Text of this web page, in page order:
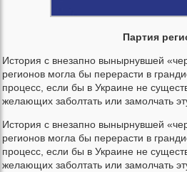
Партия
История с внезапно вынырнувшей
регионов могла бы перерасти в
процесс, если бы в Украине не
желающих заболтать или замолчать
История с внезапно вынырнувшей
регионов могла бы перерасти в
процесс, если бы в Украине не
желающих заболтать или замолчать